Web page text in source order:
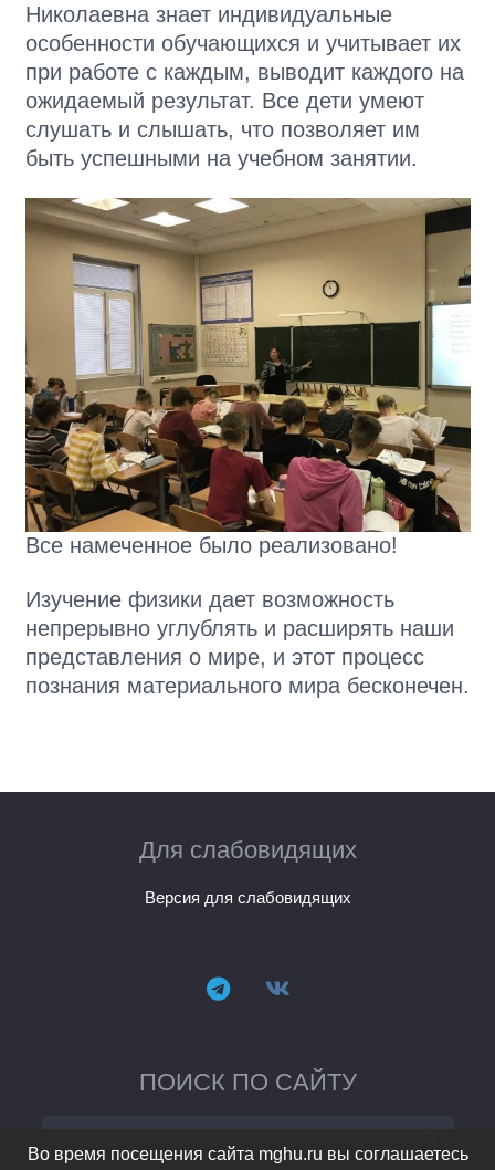
Николаевна знает индивидуальные
особенности обучающихся и учитывает их
при работе с каждым, выводит каждого на
ожидаемый результат. Все дети умеют
слушать и слышать, что позволяет им
быть успешными на учебном занятии.
Все намеченное было реализовано!
Изучение физики дает возможность
непрерывно углублять и расширять наши
представления о мире, и этот процесс
познания материального мира бесконечен.
Для слабовидящих
Версия для слабовидящих
ПОИСК ПО САЙТУ
Во время посещения сайта mghu.ru вы соглашаетесь